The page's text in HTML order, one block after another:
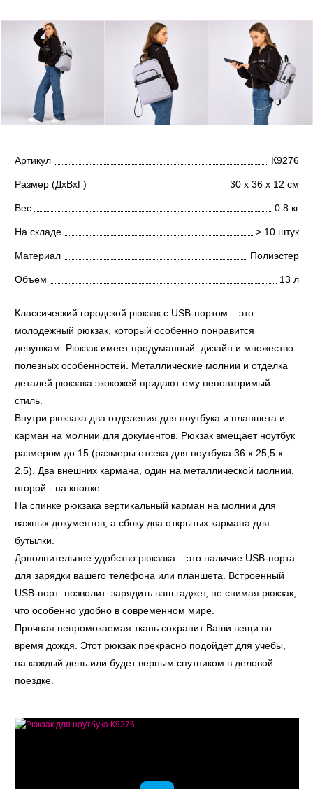
Артикул К9276
Размер (ДхВхГ) 30 х 36 х 12 см
Вес 0.8 кг
На складе > 10 штук
Материал Полиэстер
Объем 13 л
Классический городской рюкзак с USB-портом – это
молодежный рюкзак, который особенно понравится
девушкам. Рюкзак имеет продуманный дизайн и множество
полезных особенностей. Металлические молнии и отделка
деталей рюкзака экокожей придают ему неповторимый
стиль.
Внутри рюкзака два отделения для ноутбука и планшета и
карман на молнии для документов. Рюкзак вмещает ноутбук
размером до 15 (размеры отсека для ноутбука 36 x 25,5 x
2,5). Два внешних кармана, один на металлической молнии,
второй - на кнопке.
На спинке рюкзака вертикальный карман на молнии для
важных документов, а сбоку два открытых кармана для
бутылки.
Дополнительное удобство рюкзака – это наличие USB-порта
для зарядки вашего телефона или планшета. Встроенный
USB-порт позволит зарядить ваш гаджет, не снимая рюкзак,
что особенно удобно в современном мире.
Прочная непромокаемая ткань сохранит Ваши вещи во
время дождя. Этот рюкзак прекрасно подойдет для учебы,
на каждый день или будет верным спутником в деловой
поездке.